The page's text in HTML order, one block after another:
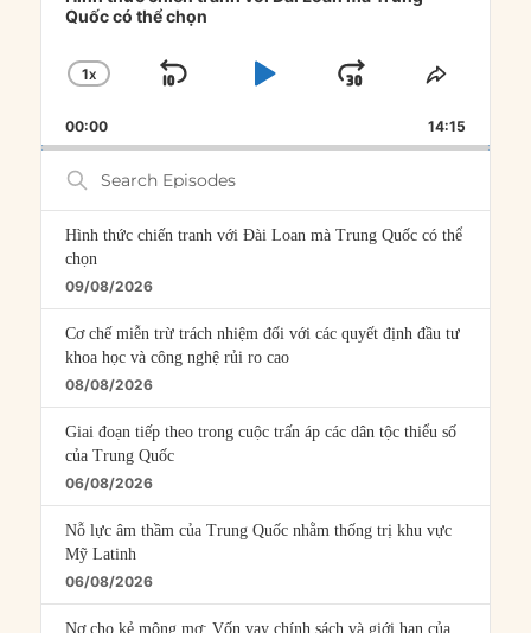
Quốc có thể chọn
CHANGE
RATE
1X
SKIP
PLAYJUMP
FORWARD
SHARE
00:00 14:15
Search
Episodes
Hình thức chiến tranh với Đài Loan mà Trung Quốc có thể
chọn
09/08/2026
Cơ chế miễn trừ trách nhiệm đối với các quyết định đầu tư
khoa học và công nghệ rủi ro cao
08/08/2026
Giai đoạn tiếp theo trong cuộc trấn áp các dân tộc thiểu số
của Trung Quốc
06/08/2026
Nỗ lực âm thầm của Trung Quốc nhằm thống trị khu vực
Mỹ Latinh
06/08/2026
Nợ cho kẻ mộng mơ: Vốn vay chính sách và giới hạn của